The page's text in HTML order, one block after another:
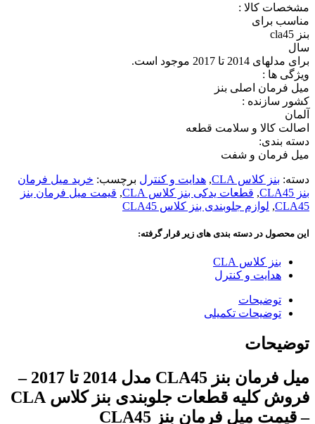
مشخصات کالا :
مناسب برای
بنز cla45
سال
برای مدلهای 2014 تا 2017 موجود است.
ویژگی ها :
میل فرمان اصلی بنز
کشور سازنده :
آلمان
اصالت کالا و سلامت قطعه
دسته بندی:
میل فرمان و شفت
دسته: بنز کلاس CLA , هدایت و کنترل برچسب: خرید میل فرمان
بنز CLA45
, قطعات یدکی بنز کلاس CLA , قیمت میل فرمان بنز
CLA45
, لوازم جلوبندی بنز کلاس CLA45
این محصول در دسته بندی های زیر قرار گرفته:
بنز کلاس CLA
هدایت و کنترل
توضیحات
توضیحات تکمیلی
توضیحات
میل فرمان بنز CLA45 مدل 2014 تا 2017 –
فروش کلیه قطعات جلوبندی بنز کلاس CLA
– قیمت میل فرمان بنز CLA45